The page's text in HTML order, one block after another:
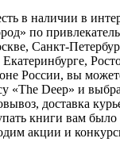
в наличии в
по
Санкт-
России, вы
«The Deep» и
доставка
книги вам было
акции и